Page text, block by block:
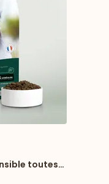
toutes